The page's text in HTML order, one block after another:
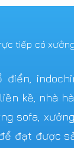
tiếp có
kề, nhà
sofa,
đạt được